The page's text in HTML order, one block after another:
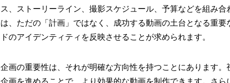
ス、ストーリーライン、撮影スケジュール、予算などを組み
は、ただの「計画」ではなく、成功する動画の土台となる重
ドのアイデンティティを反映させることが求められます。
企画の重要性は、それが明確な方向性を持つことにあります